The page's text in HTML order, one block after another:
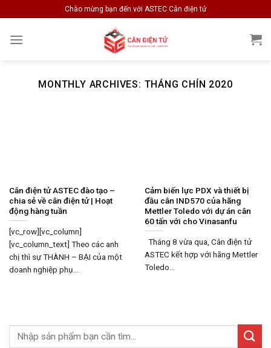
to
content
Chào mừng bạn đến với ASTEC Cân điện tử
MONTHLY ARCHIVES: THÁNG CHÍN 2020
Cân điện tử ASTEC đào tạo –
chia sẻ về cân điện tử | Hoạt
động hàng tuần
[vc_row][vc_column]
[vc_column_text] Theo các anh
chị thì sự THÀNH – BẠI của một
doanh nghiệp phụ...
Cảm biến lực PDX và thiết bị
đầu cân IND570 của hãng
Mettler Toledo với dự án cân
60 tấn với cho Vinasanfu
Tháng 8 vừa qua, Cân điện tử
ASTEC kết hợp với hãng Mettler
Toledo...